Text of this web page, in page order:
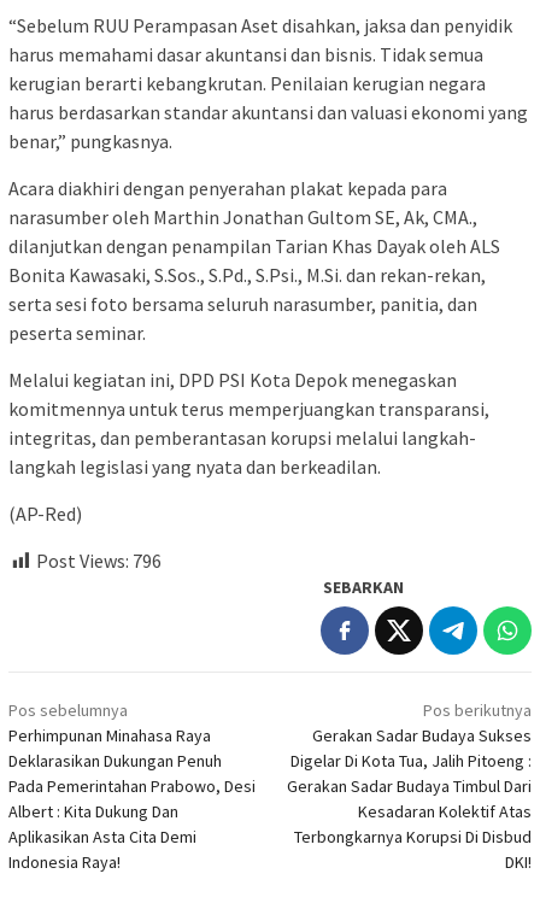
“Sebelum RUU Perampasan Aset disahkan, jaksa dan penyidik
harus memahami dasar akuntansi dan bisnis. Tidak semua
kerugian berarti kebangkrutan. Penilaian kerugian negara
harus berdasarkan standar akuntansi dan valuasi ekonomi yang
benar,” pungkasnya.
Acara diakhiri dengan penyerahan plakat kepada para
narasumber oleh Marthin Jonathan Gultom SE, Ak, CMA.,
dilanjutkan dengan penampilan Tarian Khas Dayak oleh ALS
Bonita Kawasaki, S.Sos., S.Pd., S.Psi., M.Si. dan rekan-rekan,
serta sesi foto bersama seluruh narasumber, panitia, dan
peserta seminar.
Melalui kegiatan ini, DPD PSI Kota Depok menegaskan
komitmennya untuk terus memperjuangkan transparansi,
integritas, dan pemberantasan korupsi melalui langkah-
langkah legislasi yang nyata dan berkeadilan.
(AP-Red)
Post Views: 796
SEBARKAN
Navigasi
pos
Pos sebelumnya
Perhimpunan Minahasa Raya
Deklarasikan Dukungan Penuh
Pada Pemerintahan Prabowo, Desi
Albert : Kita Dukung Dan
Aplikasikan Asta Cita Demi
Indonesia Raya!
Pos berikutnya
Gerakan Sadar Budaya Sukses
Digelar Di Kota Tua, Jalih Pitoeng :
Gerakan Sadar Budaya Timbul Dari
Kesadaran Kolektif Atas
Terbongkarnya Korupsi Di Disbud
DKI!